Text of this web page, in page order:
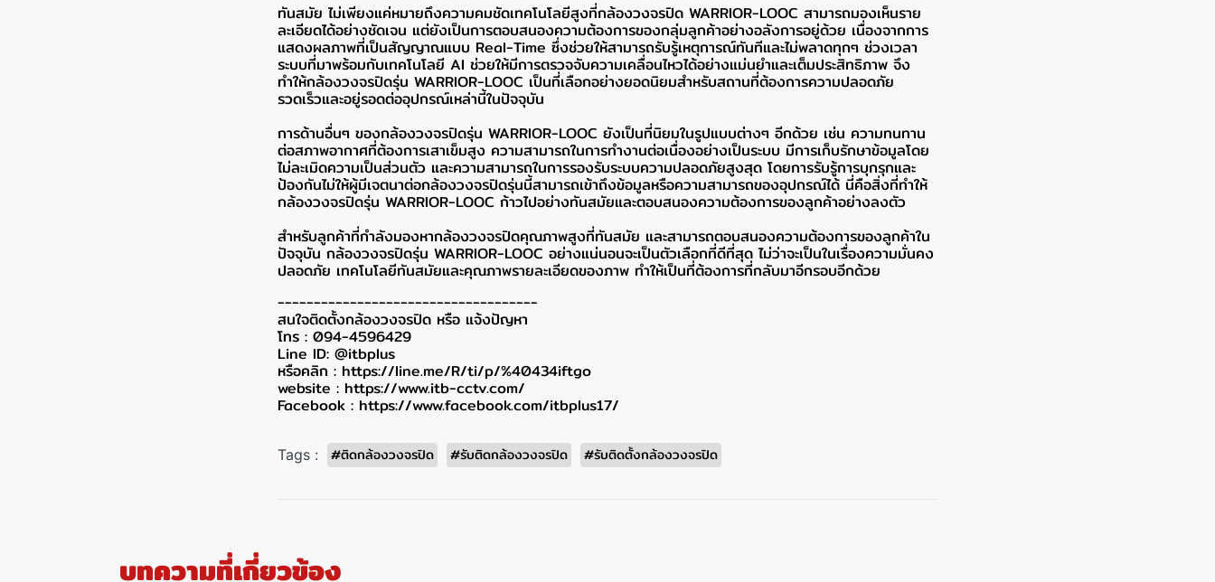
ทันสมัย ไม่เพียงแค่หมายถึงความคมชัดเทคโนโลยีสูงที่กล้องวงจรปิด WARRIOR-LOOC สามารถมองเห็นราย
ละเอียดได้อย่างชัดเจน แต่ยังเป็นการตอบสนองความต้องการของกลุ่มลูกค้าอย่างอลังการอยู่ด้วย เนื่องจากการ
แสดงผลภาพที่เป็นสัญญาณแบบ Real-Time ซึ่งช่วยให้สามารถรับรู้เหตุการณ์ทันทีและไม่พลาดทุกๆ ช่วงเวลา
ระบบที่มาพร้อมกับเทคโนโลยี AI ช่วยให้มีการตรวจจับความเคลื่อนไหวได้อย่างแม่นยำและเต็มประสิทธิภาพ จึง
ทำให้กล้องวงจรปิดรุ่น WARRIOR-LOOC เป็นที่เลือกอย่างยอดนิยมสำหรับสถานที่ต้องการความปลอดภัย
รวดเร็วและอยู่รอดต่ออุปกรณ์เหล่านี้ในปัจจุบัน
การด้านอื่นๆ ของกล้องวงจรปิดรุ่น WARRIOR-LOOC ยังเป็นที่นิยมในรูปแบบต่างๆ อีกด้วย เช่น ความทนทาน
ต่อสภาพอากาศที่ต้องการเสาเข็มสูง ความสามารถในการทำงานต่อเนื่องอย่างเป็นระบบ มีการเก็บรักษาข้อมูลโดย
ไม่ละเมิดความเป็นส่วนตัว และความสามารถในการรองรับระบบความปลอดภัยสูงสุด โดยการรับรู้การบุกรุกและ
ป้องกันไม่ให้ผู้มีเจตนาต่อกล้องวงจรปิดรุ่นนี้สามารถเข้าถึงข้อมูลหรือความสามารถของอุปกรณ์ได้ นี่คือสิ่งที่ทำให้
กล้องวงจรปิดรุ่น WARRIOR-LOOC ก้าวไปอย่างทันสมัยและตอบสนองความต้องการของลูกค้าอย่างลงตัว
สำหรับลูกค้าที่กำลังมองหากล้องวงจรปิดคุณภาพสูงที่ทันสมัย และสามารถตอบสนองความต้องการของลูกค้าใน
ปัจจุบัน กล้องวงจรปิดรุ่น WARRIOR-LOOC อย่างแน่นอนจะเป็นตัวเลือกที่ดีที่สุด ไม่ว่าจะเป็นในเรื่องความมั่นคง
ปลอดภัย เทคโนโลยีทันสมัยและคุณภาพรายละเอียดของภาพ ทำให้เป็นที่ต้องการที่กลับมาอีกรอบอีกด้วย
------------------------------------
สนใจติดตั้งกล้องวงจรปิด หรือ แจ้งปัญหา
โทร : 094-4596429
Line ID: @itbplus
หรือคลิก : https://line.me/R/ti/p/%40434iftgo
website : https://www.itb-cctv.com/
Facebook : https://www.facebook.com/itbplus17/
Tags : #ติดกล้องวงจรปิด #รับติดกล้องวงจรปิด #รับติดตั้งกล้องวงจรปิด
บทความที่เกี่ยวข้อง